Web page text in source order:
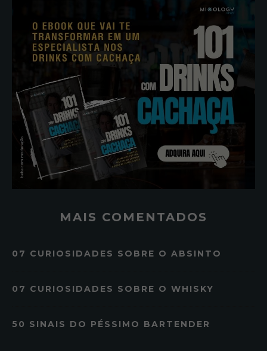
MAIS COMENTADOS
07 CURIOSIDADES SOBRE O ABSINTO
07 CURIOSIDADES SOBRE O WHISKY
50 SINAIS DO PÉSSIMO BARTENDER